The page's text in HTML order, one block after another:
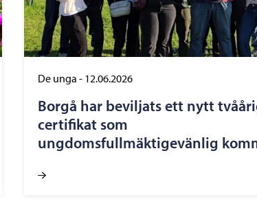
De unga - 12.06.2026
Borgå har beviljats ett nytt
certifikat som
ungdomsfullmäktigevänlig